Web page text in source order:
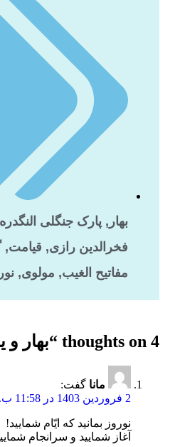
بهار,پارک جنگلی النگدره
فخرالدین رازی,قیامت,
مفاتیح الغیب,مولوی,
4 thoughts on “ بهار و
مانا گفت:
نوروز بمانید که ایّام شمایید!
آغاز شمایید و سرانجام